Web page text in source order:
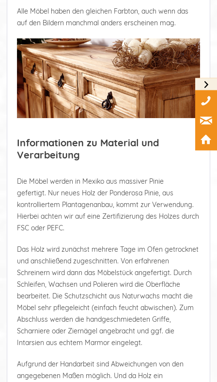
Alle Möbel haben den gleichen Farbton, auch wenn das
auf den Bildern manchmal anders erscheinen mag.
Informationen zu Material und
Verarbeitung
Die Möbel werden in Mexiko aus massiver Pinie
gefertigt. Nur neues Holz der Ponderosa Pinie, aus
kontrolliertem Plantagenanbau, kommt zur Verwendung.
Hierbei achten wir auf eine Zertifizierung des Holzes durch
FSC oder PEFC.
Das Holz wird zunächst mehrere Tage im Ofen getrocknet
und anschließend zugeschnitten. Von erfahrenen
Schreinern wird dann das Möbelstück angefertigt. Durch
Schleifen, Wachsen und Polieren wird die Oberfläche
bearbeitet. Die Schutzschicht aus Naturwachs macht die
Möbel sehr pflegeleicht (einfach feucht abwischen). Zum
Abschluss werden die handgeschmiedeten Griffe,
Scharniere oder Ziernägel angebracht und ggf. die
Intarsien aus echtem Marmor eingelegt.
Aufgrund der Handarbeit sind Abweichungen von den
angegebenen Maßen möglich. Und da Holz ein